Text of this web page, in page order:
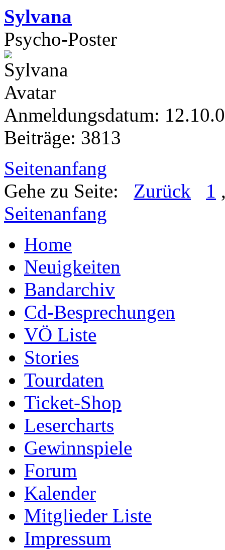
Sylvana
Psycho-Poster
Anmeldungsdatum:
Beiträge: 3813
Seitenanfang
Gehe zu Seite: Zurück 1
Seitenanfang
Home
Neuigkeiten
Bandarchiv
Cd-Besprechungen
VÖ Liste
Stories
Tourdaten
Ticket-Shop
Lesercharts
Gewinnspiele
Forum
Kalender
Mitglieder Liste
Impressum